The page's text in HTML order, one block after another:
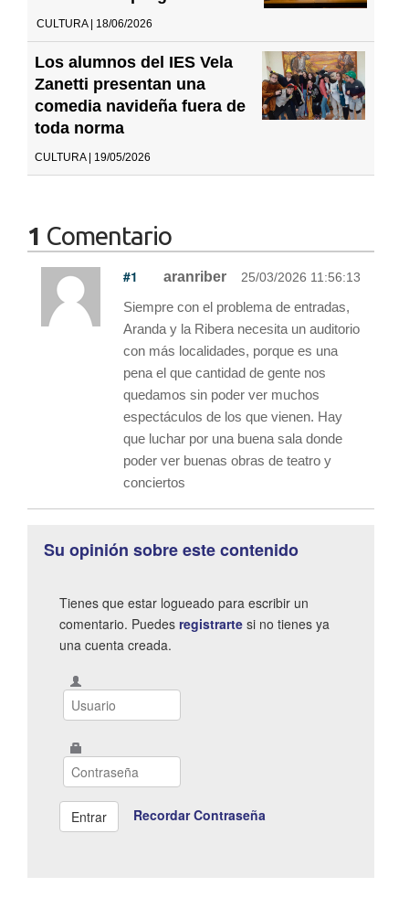
CULTURA | 18/06/2026
Los alumnos del IES Vela
Zanetti presentan una
comedia navideña fuera de
toda norma
CULTURA | 19/05/2026
1 Comentario
#1 aranriber 25/03/2026 11:56:13
Siempre con el problema de entradas,
Aranda y la Ribera necesita un auditorio
con más localidades, porque es una
pena el que cantidad de gente nos
quedamos sin poder ver muchos
espectáculos de los que vienen. Hay
que luchar por una buena sala donde
poder ver buenas obras de teatro y
conciertos
Su opinión sobre este contenido
Tienes que estar logueado para escribir un
comentario. Puedes registrarte si no tienes ya
una cuenta creada.
Recordar Contraseña